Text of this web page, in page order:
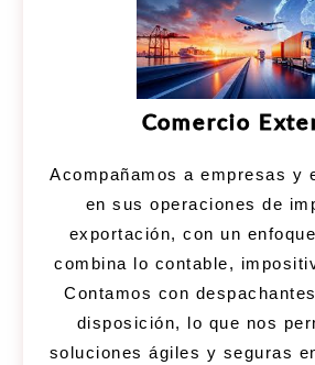
Comercio
Acompañamos a empresas y
en sus operaciones de
exportación, con un
combina lo contable,
Contamos con
disposición, lo que nos
soluciones ágiles y seguras